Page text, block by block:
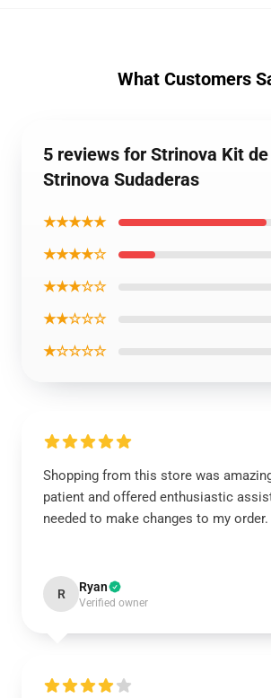
What Customers
5 reviews for Strinova Kit
Strinova Sudaderas
★★★★★
★★★★☆
★★★☆☆
★★☆☆☆
★☆☆☆☆
Shopping from this store was
patient and offered enthusiastic
needed to make changes to my order.
R Ryan
Verified owner